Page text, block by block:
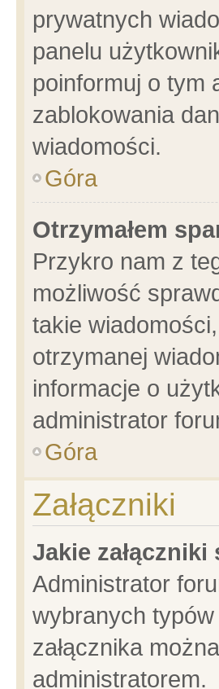
prywatnych
panelu
poinformuj o tym
zablokowania
wiadomości.
Góra
Otrzymałem
Przykro nam z
możliwość
takie
otrzymanej
informacje o
administrator
Góra
Załączniki
Jakie
Administrator
wybranych
załącznika
administratorem.